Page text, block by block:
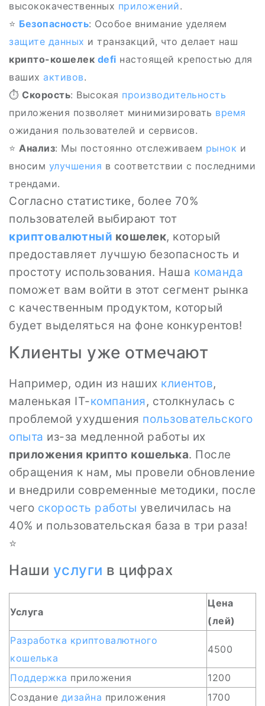
высококачественных приложений.
⭐ Безопасность: Особое внимание уделяем
защите данных и транзакций, что делает наш
крипто-кошелек defi настоящей крепостью для
ваших активов.
⏱️ Скорость: Высокая производительность
приложения позволяет минимизировать время
ожидания пользователей и сервисов.
⭐ Анализ: Мы постоянно отслеживаем рынок и
вносим улучшения в соответствии с последними
трендами.
Согласно статистике, более 70%
пользователей выбирают тот
криптовалютный кошелек, который
предоставляет лучшую безопасность и
простоту использования. Наша команда
поможет вам войти в этот сегмент рынка
с качественным продуктом, который
будет выделяться на фоне конкурентов!
Клиенты уже отмечают
Например, один из наших клиентов,
маленькая IT-компания, столкнулась с
проблемой ухудшения пользовательского
опыта из-за медленной работы их
приложения крипто кошелька. После
обращения к нам, мы провели обновление
и внедрили современные методики, после
чего скорость работы увеличилась на
40% и пользовательская база в три раза!
⭐
Наши услуги в цифрах
Услуга
Цена
(лей)
Разработка криптовалютного
кошелька
4500
Поддержка приложения
1200
Создание дизайна приложения 1700